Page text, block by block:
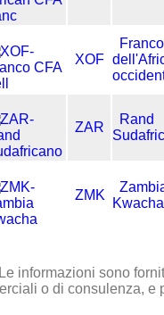
XOF
ZAR
Rand
ZMK
Kwacha
informazioni sono
o di consulenza, e